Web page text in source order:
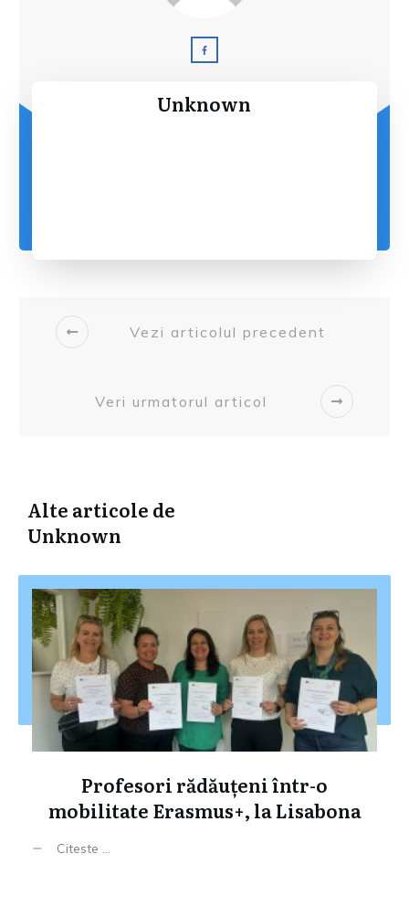
Unknown
Vezi articolul precedent
Veri urmatorul articol
Alte articole de
Unknown
Profesori rădăuțeni într-o
mobilitate Erasmus+, la Lisabona
Citeste ...